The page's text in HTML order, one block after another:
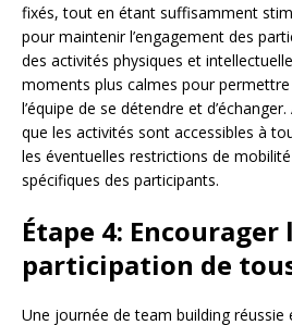
fixés, tout en étant suffisamment
pour maintenir l’engagement des
des activités physiques et
moments plus calmes pour
l’équipe de se détendre et
que les activités sont accessibles à
les éventuelles restrictions de
spécifiques des participants.
Étape 4: Encourager
participation de
Une journée de team building